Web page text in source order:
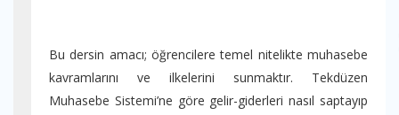
Bu dersin amacı; öğrencilere temel nitelikte muhasebe
kavramlarını ve ilkelerini sunmaktır. Tekdüzen
Muhasebe Sistemi’ne göre gelir-giderleri nasıl saptayıp